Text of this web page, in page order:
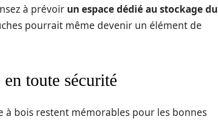
à prévoir un espace dédié au stockage du
pourrait même devenir un élément de
toute sécurité
à bois restent mémorables pour les bonnes